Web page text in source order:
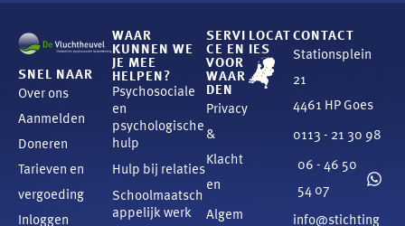
SNEL NAAR
Over ons
Aanmelden
Doneren
Tarieven en
vergoeding
Inloggen
WAAR
KUNNEN WE
JE MEE
HELPEN?
Psychosociale
en
psychologische
hulp
Hulp bij relaties
Schoolmaatsch
appelijk werk
SERVI
CE EN
VOOR
WAAR
DEN
Privacy
&
Klacht
en
Algem
LOCAT
IES
CONTACT
Stationsplein
21
4461 HP Goes
0113 - 21 30 98
06 - 46 50
54 07
info@stichting